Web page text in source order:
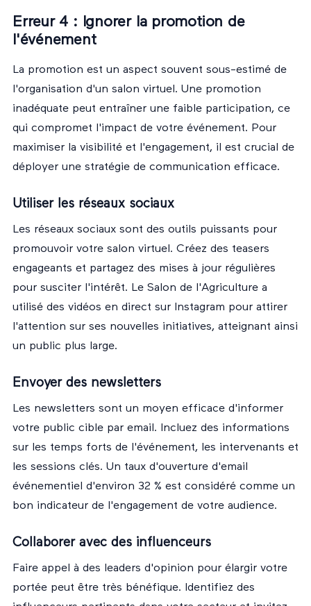
Erreur 4 : Ignorer la promotion de
l'événement
La promotion est un aspect souvent sous-estimé de
l'organisation d'un salon virtuel. Une promotion
inadéquate peut entraîner une faible participation, ce
qui compromet l'impact de votre événement. Pour
maximiser la visibilité et l'engagement, il est crucial de
déployer une stratégie de communication efficace.
Utiliser les réseaux sociaux
Les réseaux sociaux sont des outils puissants pour
promouvoir votre salon virtuel. Créez des teasers
engageants et partagez des mises à jour régulières
pour susciter l'intérêt. Le Salon de l'Agriculture a
utilisé des vidéos en direct sur Instagram pour attirer
l'attention sur ses nouvelles initiatives, atteignant ainsi
un public plus large.
Envoyer des newsletters
Les newsletters sont un moyen efficace d'informer
votre public cible par email. Incluez des informations
sur les temps forts de l'événement, les intervenants et
les sessions clés. Un taux d'ouverture d'email
événementiel d'environ 32 % est considéré comme un
bon indicateur de l'engagement de votre audience.
Collaborer avec des influenceurs
Faire appel à des leaders d'opinion pour élargir votre
portée peut être très bénéfique. Identifiez des